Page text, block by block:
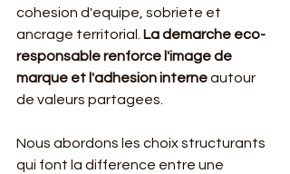
cohesion d'equipe, sobriete et
ancrage territorial. La demarche eco-
responsable renforce l'image de
marque et l'adhesion interne autour
de valeurs partagees.
Nous abordons les choix structurants
qui font la difference entre une